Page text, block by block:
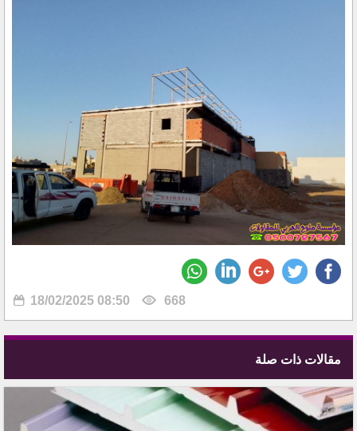
18/02/2025 08:50 668
مقالات ذات صلة